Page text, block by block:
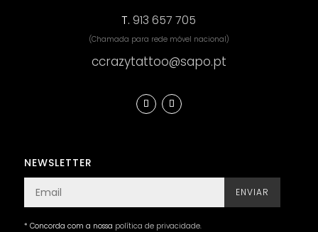
T.913 657 705
(Chamada para rede móvel nacional)
ccrazytattoo@sapo.pt
NEWSLETTER
ENVIAR
* Concorda com a nossa política de privacidade.